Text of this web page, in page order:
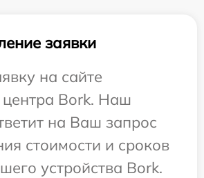
заявки
на сайте
центра Bork. Наш
на Ваш запрос
стоимости и сроков
устройства Bork.